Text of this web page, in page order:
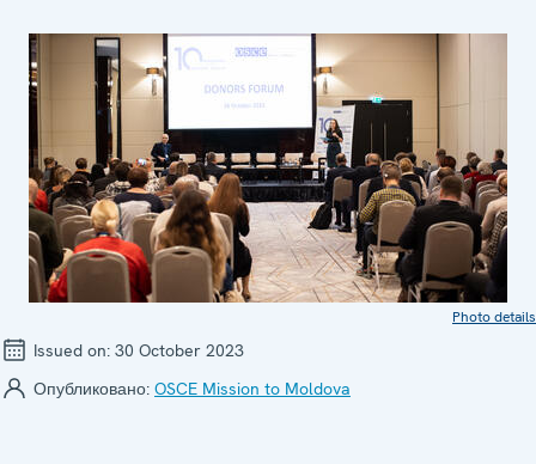
Photo details
Issued on: 30 October 2023
Опубликовано: OSCE Mission to Moldova